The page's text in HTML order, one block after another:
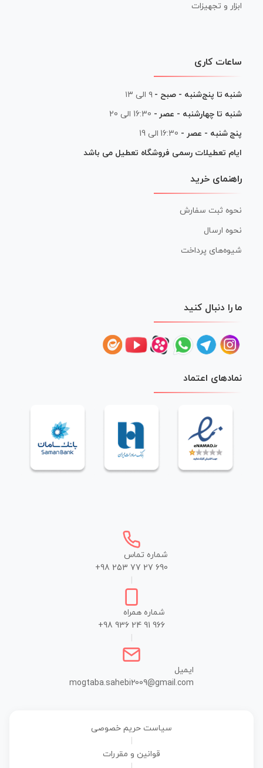
ابزار و تجهیزات
ساعات کاری
شنبه تا پنج‌شنبه - صبح - ۹ الی ۱۳
شنبه تا چهارشنبه - عصر - 16:30 الی 20
پنج شنبه - عصر - 16:30 الی 19
ایام تعطیلات رسمی فروشگاه تعطیل می باشد
راهنمای خرید
نحوه ثبت سفارش
نحوه ارسال
شیوه‌های پرداخت
ما را دنبال کنید
نمادهای اعتماد
شماره تماس
+98 253 77 27 690
شماره همراه
+98 936 24 91 966
ایمیل
mogtaba.sahebi2009@gmail.com
سیاست حریم خصوصی
قوانین و مقررات